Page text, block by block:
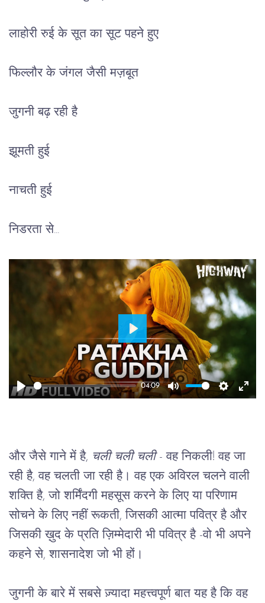
लाहोरी रुई के सूत का सूट पहने हुए
फिल्लौर के जंगल जैसी मज़बूत
जुगनी बढ़ रही है
झूमती हुई
नाचती हुई
निडरता से...
Play
04:09
Mute
Play
और जैसे गाने में है, चली चली चली - वह निकली! वह जा
रही है, वह चलती जा रही है। वह एक अविरल चलने वाली
शक्ति है, जो शर्मिंदगी महसूस करने के लिए या परिणाम
सोचने के लिए नहीं रूकती, जिसकी आत्मा पवित्र है और
जिसकी ख़ुद के प्रति ज़िम्मेदारी भी पवित्र है -वो भी अपने
कहने से, शासनादेश जो भी हों।
जुगनी के बारे में सबसे ज़्यादा महत्त्वपूर्ण बात यह है कि वह